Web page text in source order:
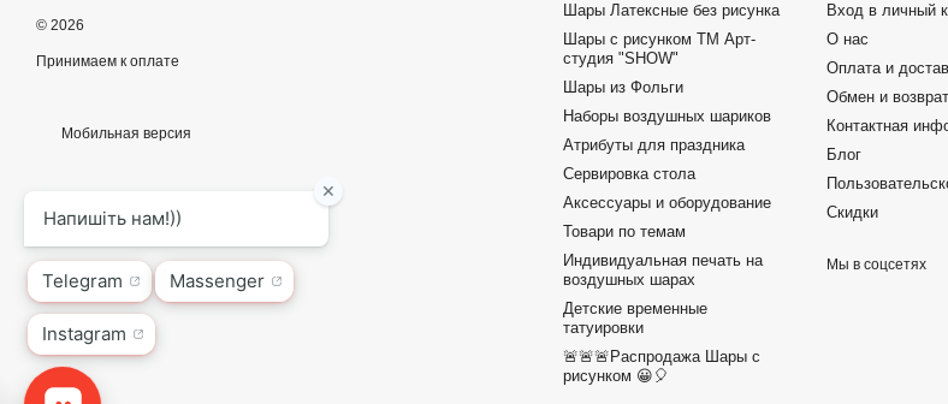
© 2026
Принимаем к оплате
Мобильная версия
Шары Латексные без рисунка
Шары с рисунком ТМ Арт-
студия "SHOW"
Шары из Фольги
Наборы воздушных шариков
Атрибуты для праздника
Сервировка стола
Аксессуары и оборудование
Товари по темам
Индивидуальная печать на
воздушных шарах
Детские временные
татуировки
🚨🚨🚨Распродажа Шары с
рисунком 😀🎈
Вход в личный
О нас
Оплата и
Обмен и возврат
Контактная
Блог
Скидки
Мы в соцсетях